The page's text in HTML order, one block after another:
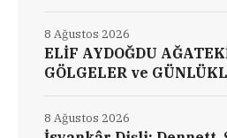
ELİF AYDOĞDU
GÖLGELER ve
8 Ağustos 2026
8 Ağustos 2026